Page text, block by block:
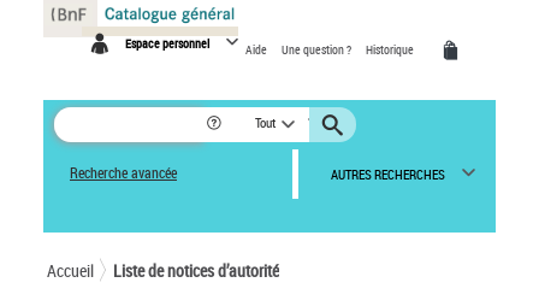
Espace personnel Aide Une question ? Historique
Tout
Recherche avancée AUTRES RECHERCHES
Accueil Liste de notices d’autorité
Panneau de gestion des cookies